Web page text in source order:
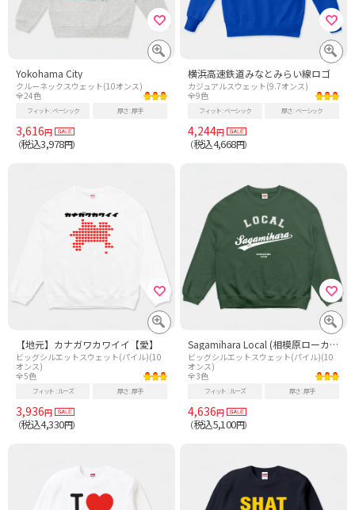
Yokohama City
クルーネックスウェット(10オンス)
全24色
フィット ベーシック 厚さ 厚手
3,616円
（税込3,978円）
横浜高速鉄道みなとみらい線ロゴ
カジュアルスウェット(9.7オンス)
全9色
フィット ベーシック 厚さ ベーシック
4,244円
（税込4,668円）
【地元】カナガワカワイイ【愛】
ビッグシルエットスウェット(パイル)(10
オンス)
全5色
フィット ルーズ 厚さ 厚手
3,936円
（税込4,330円）
Sagamihara Local (相模原ローカル) 故郷 - 白
ビッグシルエットスウェット(パイル)(10
オンス)
全3色
フィット ルーズ 厚さ 厚手
4,636円
（税込5,100円）